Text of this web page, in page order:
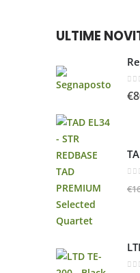
ULTIME
0
€
€